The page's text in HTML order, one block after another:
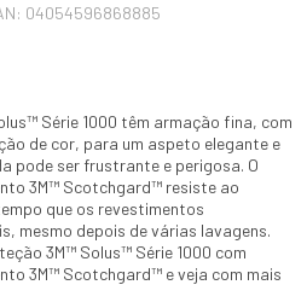
04054596868885
Série 1000 têm armação fina, com
de cor, para um aspeto elegante e
pode ser frustrante e perigosa. O
3M™ Scotchgard™ resiste ao
que os revestimentos
mesmo depois de várias lavagens.
3M™ Solus™ Série 1000 com
3M™ Scotchgard™ e veja com mais